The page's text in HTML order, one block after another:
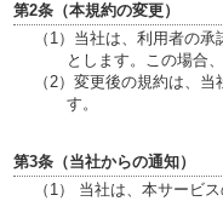
第2条（本規約の変更）
（1）当社は、利用者の
とします。この場合
（2）変更後の規約は、
す。
第3条（当社からの通知）
（1） 当社は、本サービ